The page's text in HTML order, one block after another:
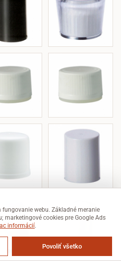
webu. Základné meranie
marketingové cookies pre Google Ads
informácií.
Povoliť všetko